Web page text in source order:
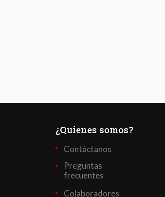
¿Quienes somos?
Contáctanos
Preguntas
frecuentes
Colaboradores